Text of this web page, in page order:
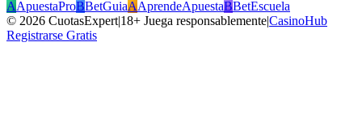
AApuestaProBBetGuiaAAprendeApuestaBBetEscuela
© 2026 CuotasExpert|18+ Juega responsablemente|CasinoHub
Registrarse Gratis